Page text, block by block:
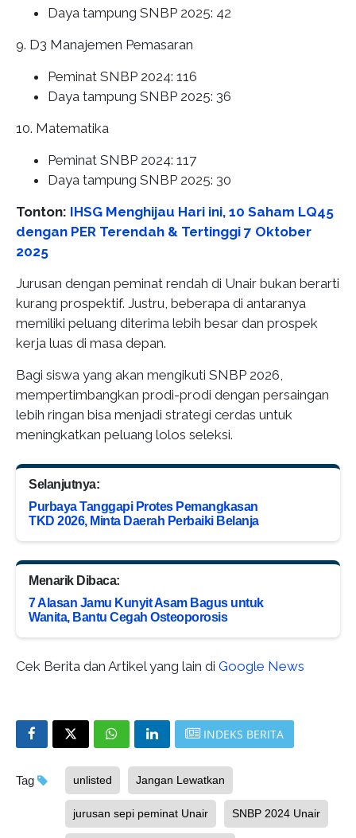
Daya tampung SNBP 2025: 42
9. D3 Manajemen Pemasaran
Peminat SNBP 2024: 116
Daya tampung SNBP 2025: 36
10. Matematika
Peminat SNBP 2024: 117
Daya tampung SNBP 2025: 30
Tonton: IHSG Menghijau Hari ini, 10 Saham LQ45
dengan PER Terendah & Tertinggi 7 Oktober
2025
Jurusan dengan peminat rendah di Unair bukan berarti
kurang prospektif. Justru, beberapa di antaranya
memiliki peluang diterima lebih besar dan prospek
kerja luas di masa depan.
Bagi siswa yang akan mengikuti SNBP 2026,
mempertimbangkan prodi-prodi dengan persaingan
lebih ringan bisa menjadi strategi cerdas untuk
meningkatkan peluang lolos seleksi.
Selanjutnya:
Purbaya Tanggapi Protes Pemangkasan
TKD 2026, Minta Daerah Perbaiki Belanja
Menarik Dibaca:
7 Alasan Jamu Kunyit Asam Bagus untuk
Wanita, Bantu Cegah Osteoporosis
Cek Berita dan Artikel yang lain di Google News
INDEKS BERITA
Tag unlisted Jangan Lewatkan
jurusan sepi peminat Unair SNBP 2024 Unair